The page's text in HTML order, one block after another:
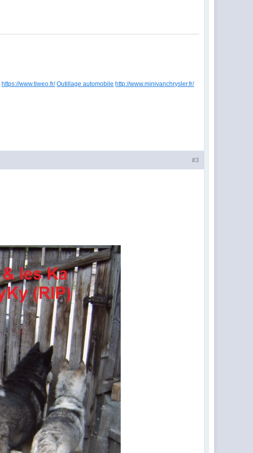
https://www.tiweo.fr/ Outillage automobile http://www.minivanchrysler.fr/
#3